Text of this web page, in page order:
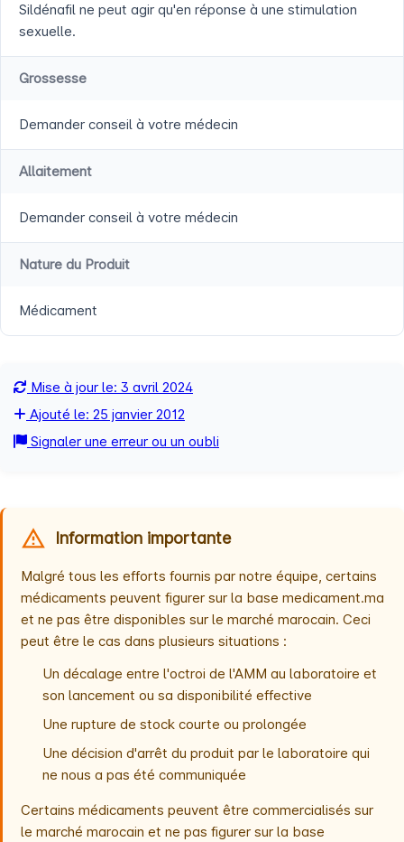
Sildénafil ne peut agir qu'en réponse à une stimulation
sexuelle.
Grossesse
Demander conseil à votre médecin
Allaitement
Demander conseil à votre médecin
Nature du Produit
Médicament
Mise à jour le: 3 avril 2024
Ajouté le: 25 janvier 2012
Signaler une erreur ou un oubli
Information importante
Malgré tous les efforts fournis par notre équipe, certains
médicaments peuvent figurer sur la base medicament.ma
et ne pas être disponibles sur le marché marocain. Ceci
peut être le cas dans plusieurs situations :
Un décalage entre l'octroi de l'AMM au laboratoire et
son lancement ou sa disponibilité effective
Une rupture de stock courte ou prolongée
Une décision d'arrêt du produit par le laboratoire qui
ne nous a pas été communiquée
Certains médicaments peuvent être commercialisés sur
le marché marocain et ne pas figurer sur la base